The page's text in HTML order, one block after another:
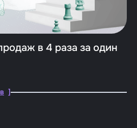
в 4 раза за один
]